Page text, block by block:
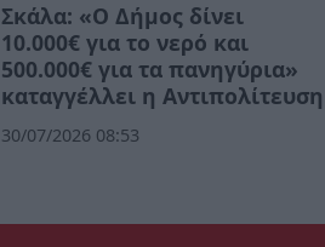
Σκάλα: «Ο Δήμος δίνει
10.000€ για το νερό και
500.000€ για τα πανηγύρια»
καταγγέλλει η Αντιπολίτευση
30/07/2026 08:53